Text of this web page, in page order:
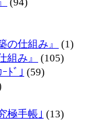
仕組み』
(1)
み』
(105)
ﾄﾞ｣ (59)
極手帳｣ (13)